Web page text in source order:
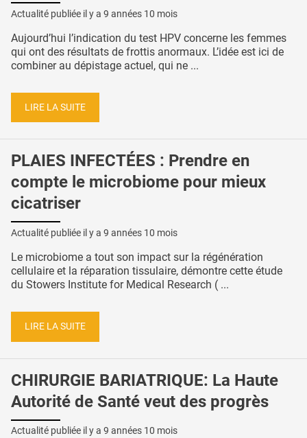
Actualité publiée il y a 9 années 10 mois
Aujourd’hui l’indication du test HPV concerne les femmes
qui ont des résultats de frottis anormaux. L’idée est ici de
combiner au dépistage actuel, qui ne ...
LIRE LA SUITE
PLAIES INFECTÉES : Prendre en
compte le microbiome pour mieux
cicatriser
Actualité publiée il y a 9 années 10 mois
Le microbiome a tout son impact sur la régénération
cellulaire et la réparation tissulaire, démontre cette étude
du Stowers Institute for Medical Research ( ...
LIRE LA SUITE
CHIRURGIE BARIATRIQUE: La Haute
Autorité de Santé veut des progrès
Actualité publiée il y a 9 années 10 mois